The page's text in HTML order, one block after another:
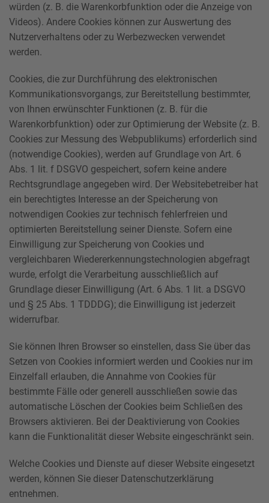
würden (z. B. die Warenkorbfunktion oder die Anzeige von
Videos). Andere Cookies können zur Auswertung des
Nutzerverhaltens oder zu Werbezwecken verwendet
werden.
Cookies, die zur Durchführung des elektronischen
Kommunikationsvorgangs, zur Bereitstellung bestimmter,
von Ihnen erwünschter Funktionen (z. B. für die
Warenkorbfunktion) oder zur Optimierung der Website (z. B.
Cookies zur Messung des Webpublikums) erforderlich sind
(notwendige Cookies), werden auf Grundlage von Art. 6
Abs. 1 lit. f DSGVO gespeichert, sofern keine andere
Rechtsgrundlage angegeben wird. Der Websitebetreiber hat
ein berechtigtes Interesse an der Speicherung von
notwendigen Cookies zur technisch fehlerfreien und
optimierten Bereitstellung seiner Dienste. Sofern eine
Einwilligung zur Speicherung von Cookies und
vergleichbaren Wiedererkennungstechnologien abgefragt
wurde, erfolgt die Verarbeitung ausschließlich auf
Grundlage dieser Einwilligung (Art. 6 Abs. 1 lit. a DSGVO
und § 25 Abs. 1 TDDDG); die Einwilligung ist jederzeit
widerrufbar.
Sie können Ihren Browser so einstellen, dass Sie über das
Setzen von Cookies informiert werden und Cookies nur im
Einzelfall erlauben, die Annahme von Cookies für
bestimmte Fälle oder generell ausschließen sowie das
automatische Löschen der Cookies beim Schließen des
Browsers aktivieren. Bei der Deaktivierung von Cookies
kann die Funktionalität dieser Website eingeschränkt sein.
Welche Cookies und Dienste auf dieser Website eingesetzt
werden, können Sie dieser Datenschutzerklärung
entnehmen.